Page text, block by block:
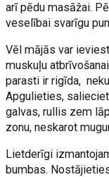
arī pēdu masāžai.
veselībai svarīgu
Vēl mājās var
muskuļu
parasti ir rigīda,
Apgulieties,
galvas, rullis zem
zonu, neskarot
Lietderīgi
bumbas.